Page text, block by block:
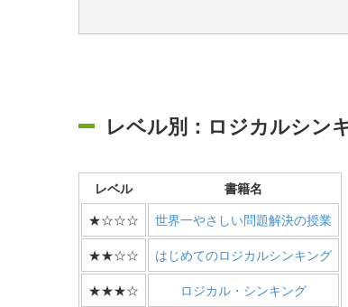
レベル別：ロジカルシン
レベル 書籍名
★☆☆☆
世界一やさしい問題解決の授業
★★☆☆
はじめてのロジカルシンキング
★★★☆
ロジカル・シンキング